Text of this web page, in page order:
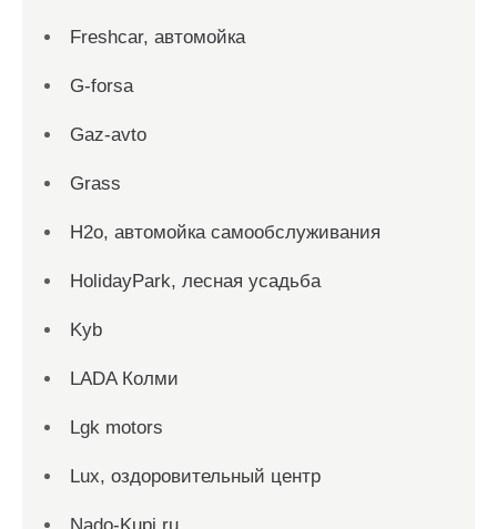
Freshcar, автомойка
G-forsa
Gaz-avto
Grass
H2o, автомойка самообслуживания
HolidayPark, лесная усадьба
Kyb
LADA Колми
Lgk motors
Lux, оздоровительный центр